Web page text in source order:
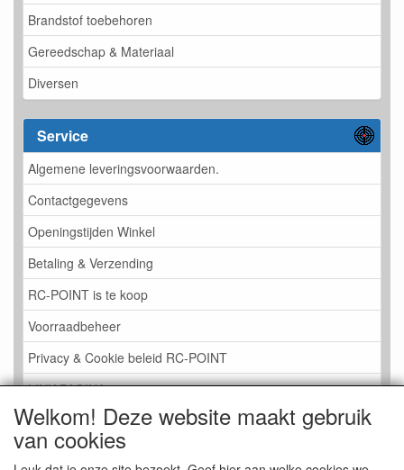
Brandstof toebehoren
Gereedschap & Materiaal
Diversen
Service
Algemene leveringsvoorwaarden.
Contactgegevens
Openingstijden Winkel
Betaling & Verzending
RC-POINT is te koop
Voorraadbeheer
Privacy & Cookie beleid RC-POINT
LINK PAGINA
Gastenboek RC-POINT
Kijkje in de Winkel
Welkom! Deze website maakt gebruik
van cookies